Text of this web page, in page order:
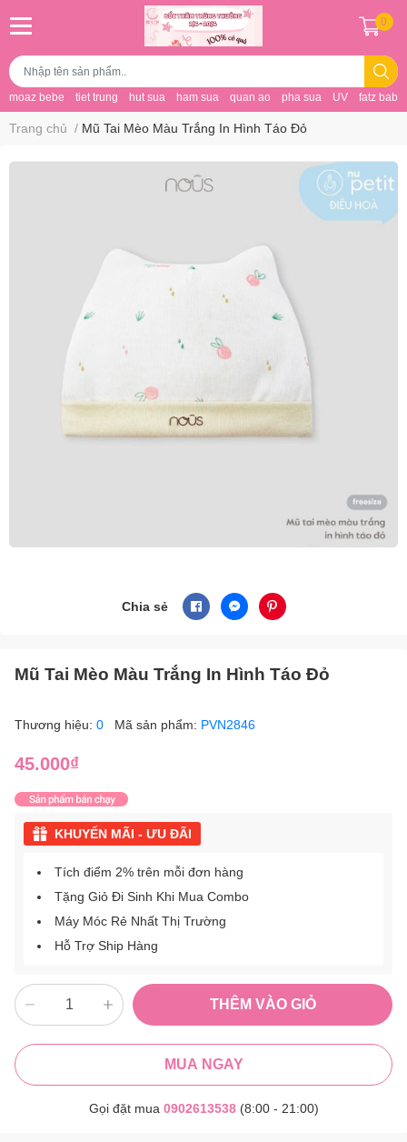
moaz bebe tiet trung hut sua ham sua quan ao pha sua UV fatz baby
0
Trang chủ / Mũ Tai Mèo Màu Trắng In Hình Táo Đỏ
Chia sẻ
Mũ Tai Mèo Màu Trắng In Hình Táo Đỏ
Thương hiệu: 0 Mã sản phẩm: PVN2846
45.000₫
KHUYẾN MÃI - ƯU ĐÃI
Tích điểm 2% trên mỗi đơn hàng
Tặng Giỏ Đi Sinh Khi Mua Combo
Máy Móc Rẻ Nhất Thị Trường
Hỗ Trợ Ship Hàng
THÊM VÀO GIỎ
MUA NGAY
Gọi đặt mua 0902613538(8:00 - 21:00)